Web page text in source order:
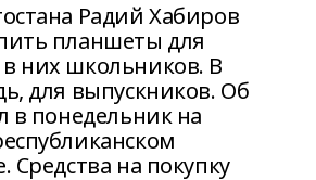
Радий Хабиров
планшеты для
них школьников. В
для выпускников. Об
в понедельник на
Средства на покупку